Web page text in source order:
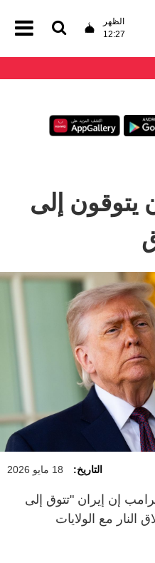
الظهر
12:27
يتوقون إلى
التاريخ: 18 مايو 2026
إن ⁠إيران "تتوق إلى
‌النار ‌مع الولايات